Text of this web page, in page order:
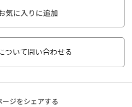
気に入りに追加
ついて問い合わせる
ージをシェアする